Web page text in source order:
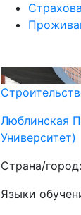
Люблинская
Университет)
Страна/
Языки